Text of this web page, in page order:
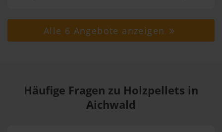
Alle 6 Angebote anzeigen
Häufige Fragen zu Holzpellets in
Aichwald